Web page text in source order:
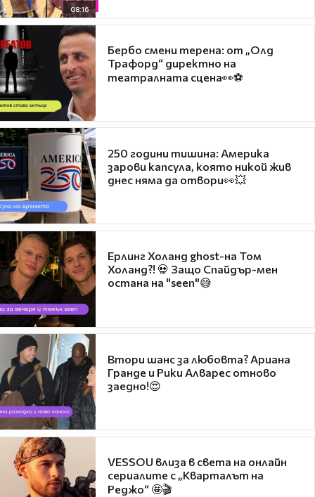
08:16
Бербо смени терена: от „Олд
Трафорд“ директно на
театралната сцена👀⚽
250 години тишина: Америка
зарови капсула, която никой жив
днес няма да отвори👀💥
Ерлинг Холанд ghost-на Том
Холанд?! 💀 Защо Спайдър-мен
остана на "seen"😅
Втори шанс за любовта? Ариана
Гранде и Рики Алварес отново
заедно!😍
VESSOU влиза в света на онлайн
сериалите с „Кварталът на
Реджо“ 🤩🎬